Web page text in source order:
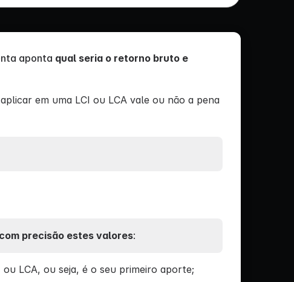
aponta qual seria o retorno bruto e
em uma LCI ou LCA vale ou não a pena
precisão estes valores:
LCA, ou seja, é o seu primeiro aporte;